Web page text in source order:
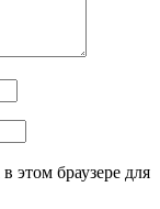
этом браузере для